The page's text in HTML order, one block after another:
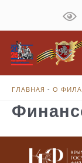
содержимому
ГЛАВНАЯ - О